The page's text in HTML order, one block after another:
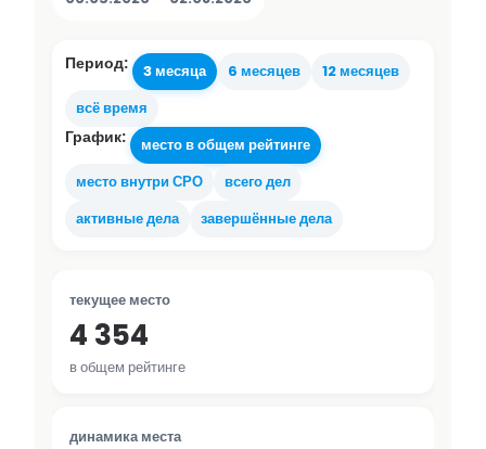
Период: 3 месяца 6 месяцев
12 месяцев
всё время
График:
место в общем рейтинге
место внутри СРО
всего дел
активные дела
завершённые дела
текущее место
4 354
в общем рейтинге
динамика места